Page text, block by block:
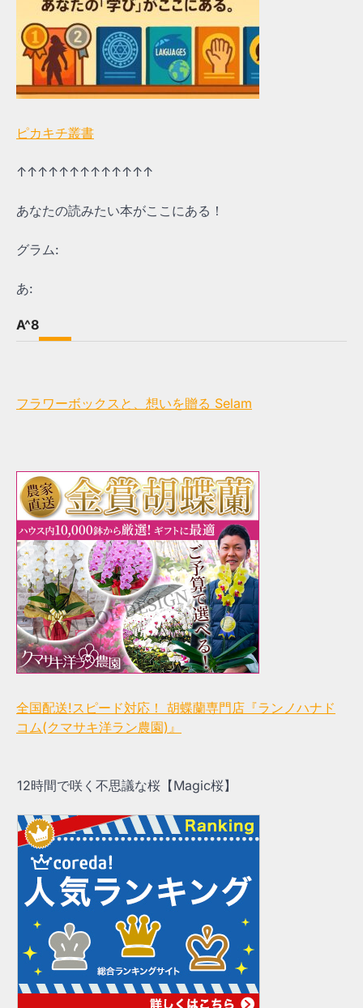
ピカキチ叢書
↑↑↑↑↑↑↑↑↑↑↑↑↑
あなたの読みたい本がここにある！
グラム:
あ:
A^8
フラワーボックスと、想いを贈る Selam
全国配送!スピード対応！ 胡蝶蘭専門店『ランノハナド
コム(クマサキ洋ラン農園)』
12時間で咲く不思議な桜【Magic桜】